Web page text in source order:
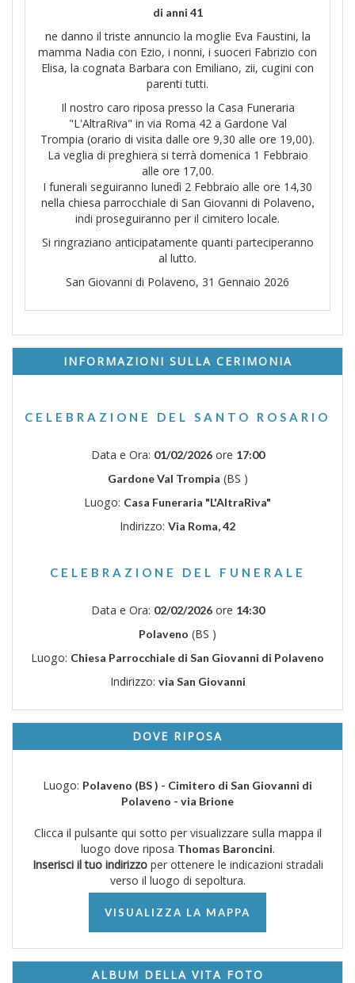
di anni 41
ne danno il triste annuncio la moglie Eva Faustini, la
mamma Nadia con Ezio, i nonni, i suoceri Fabrizio con
Elisa, la cognata Barbara con Emiliano, zii, cugini con
parenti tutti.
Il nostro caro riposa presso la Casa Funeraria
"L'AltraRiva" in via Roma 42 a Gardone Val
Trompia (orario di visita dalle ore 9,30 alle ore 19,00).
La veglia di preghiera si terrà domenica 1 Febbraio
alle ore 17,00.
I funerali seguiranno lunedì 2 Febbraio alle ore 14,30
nella chiesa parrocchiale di San Giovanni di Polaveno,
indi proseguiranno per il cimitero locale.
Si ringraziano anticipatamente quanti parteciperanno
al lutto.
San Giovanni di Polaveno, 31 Gennaio 2026
INFORMAZIONI SULLA CERIMONIA
CELEBRAZIONE DEL SANTO ROSARIO
Data e Ora: 01/02/2026ore 17:00
Gardone Val Trompia (BS )
Luogo: Casa Funeraria "L'AltraRiva"
Indirizzo: Via Roma, 42
CELEBRAZIONE DEL FUNERALE
Data e Ora: 02/02/2026ore 14:30
Polaveno (BS )
Luogo: Chiesa Parrocchiale di San Giovanni di Polaveno
Indirizzo: via San Giovanni
DOVE RIPOSA
Luogo: Polaveno (BS ) - Cimitero di San Giovanni di
Polaveno - via Brione
Clicca il pulsante qui sotto per visualizzare sulla mappa il
luogo dove riposa Thomas Baroncini.
Inserisci il tuo indirizzoper ottenere le indicazioni stradali
verso il luogo di sepoltura.
VISUALIZZA LA MAPPA
ALBUM DELLA VITA FOTO